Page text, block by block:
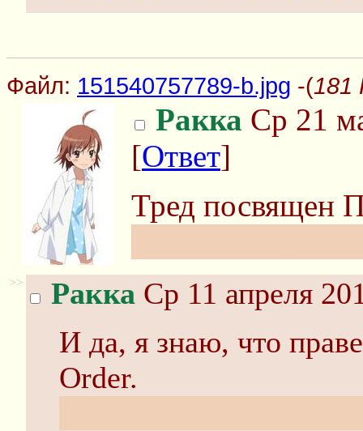
Файл: 151540757789-b.jpg -(181
Ракка Ср 21
[Ответ]
Тред посвящен
>> Ракка Ср 11 апреля
И да, я знаю, что
Order.